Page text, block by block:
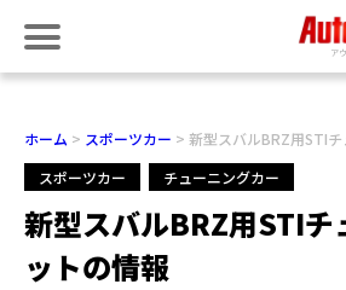
ホーム スポーツカー
新型スバルBRZ用STI
スポーツカー
チューニングカー
新型スバルBRZ用STIチ
ットの情報